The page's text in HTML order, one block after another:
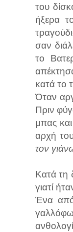
του
ήξερα
σαν
το
κατά το
Όταν
Πριν
μπας
αρχή
τον
Κατά τη
γιατί
Ένα από